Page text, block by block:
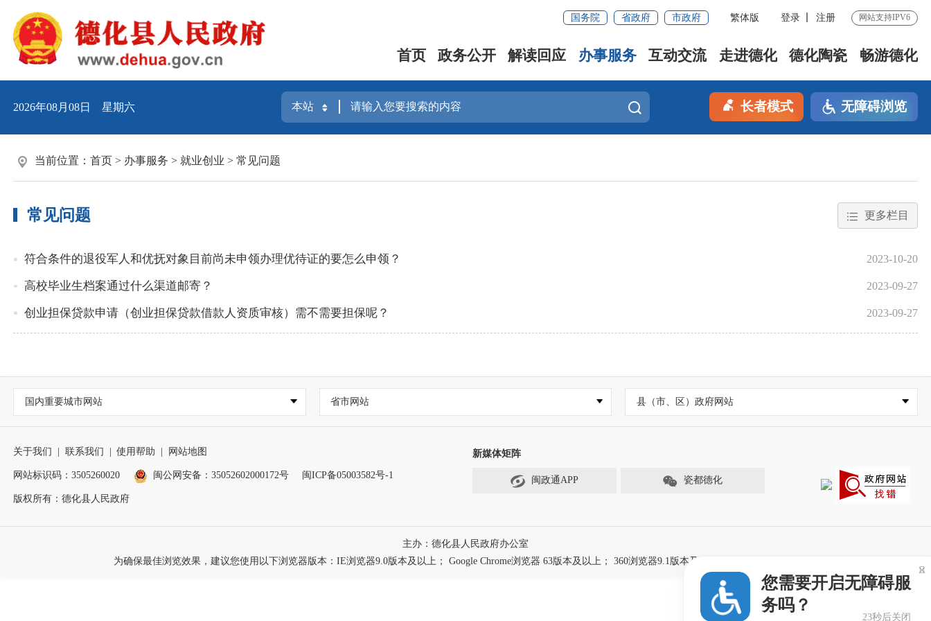
国务院 省政府 市政府 繁体版 登录 注册 网站支持IPV6
首页 政务公开 解读回应 办事服务 互动交流 走进德化 德化陶瓷 畅游德化
2026年08月08日 星期六 长者模式 无障碍浏览
当前位置： 首页 > 办事服务 > 就业创业 > 常见问题
常见问题 更多栏目
符合条件的退役军人和优抚对象目前尚未申领办理优待证的要怎么申领？ 2023-10-20
高校毕业生档案通过什么渠道邮寄？ 2023-09-27
创业担保贷款申请（创业担保贷款借款人资质审核）需不需要担保呢？ 2023-09-27
国内重要城市网站 省市网站 县（市、区）政府网站
关于我们 联系我们 使用帮助 网站地图
网站标识码：3505260020 闽公网安备：35052602000172号 闽ICP备05003582号-1
版权所有：德化县人民政府
新媒体矩阵
闽政通APP 瓷都德化
主办：德化县人民政府办公室
为确保最佳浏览效果，建议您使用以下浏览器版本：IE浏览器9.0版本及以上； Google Chrome浏览器 63版本及以上； 360浏览器9.1版本及以上，且IE内核9.0及以上。
您需要开启无障碍服
务吗？
23秒后关闭
